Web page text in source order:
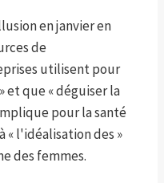
en janvier en
de
utilisent pour
que « déguiser la
pour la santé
« l'idéalisation des »
des femmes.